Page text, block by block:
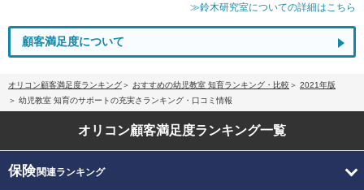
≫鈴木研究室についての詳細はこちら
顧客満足度について
オリコン顧客満足度ランキング おすすめの幼児教室 知育ランキング・比較
2021年版
幼児教室 知育のサポートの充実さランキング・口コミ情報
オリコン顧客満足度ランキング一覧
保険関連ランキング